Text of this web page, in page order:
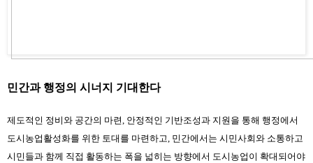
민간과 행정의 시너지 기대한다
제도적인 정비와 공간의 마련, 안정적인 기반조성과 지원을 통해 행정에서
도시농업활성화를 위한 토대를 마련하고, 민간에서는 시민사회와 소통하고
시민들과 함께 직접 활동하는 폭을 넓히는 방향에서 도시농업이 확대되어야